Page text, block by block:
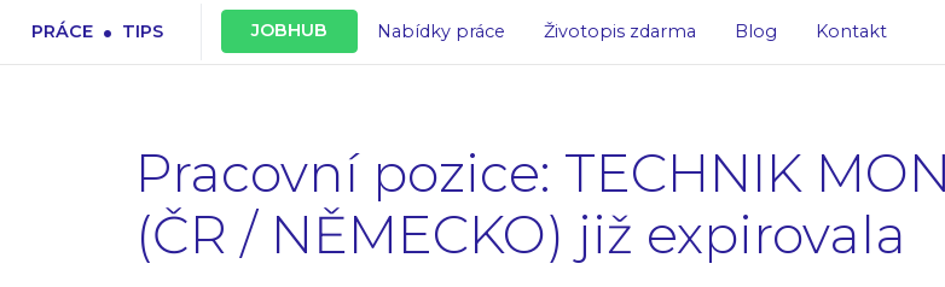
PRÁCE . TIPS JOBHUB Nabídky práce Životopis zdarma Blog Kontakt
Pracovní pozice: TECHNIK
(ČR / NĚMECKO) již expirovala